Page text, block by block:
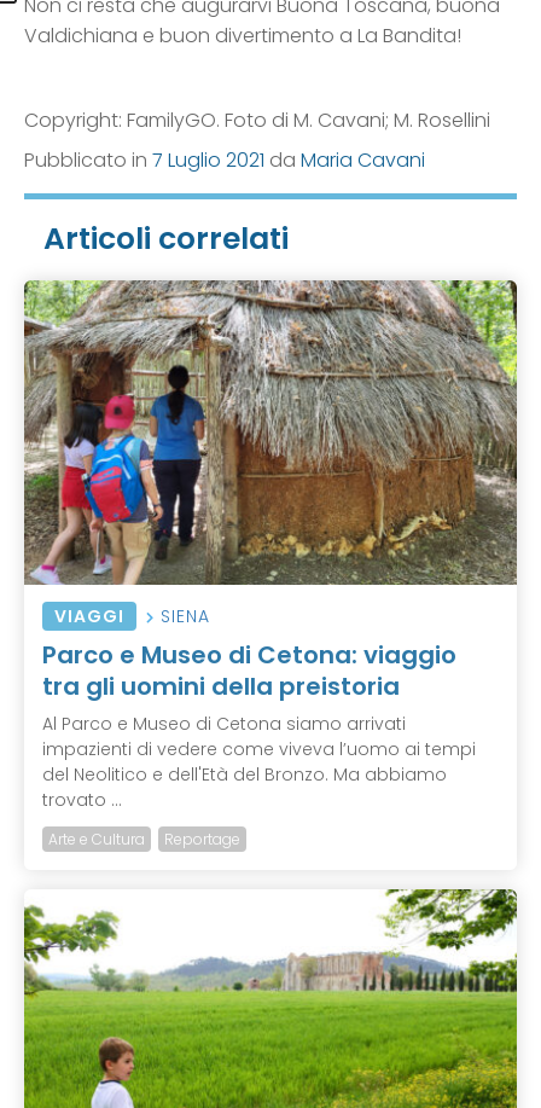
Non ci resta che augurarvi Buona Toscana, buona
Valdichiana e buon divertimento a La Bandita!
Copyright: FamilyGO. Foto di M. Cavani; M. Rosellini
Pubblicato in 7 Luglio 2021 da Maria Cavani
Articoli correlati
VIAGGI SIENA
Parco e Museo di Cetona: viaggio
tra gli uomini della preistoria
Al Parco e Museo di Cetona siamo arrivati
impazienti di vedere come viveva l’uomo ai tempi
del Neolitico e dell'Età del Bronzo. Ma abbiamo
trovato ...
Arte e Cultura Reportage